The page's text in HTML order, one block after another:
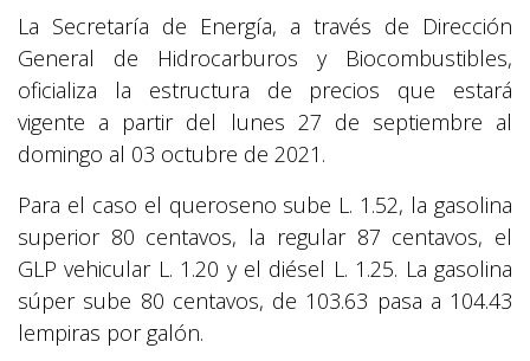
La Secretaría de Energía, a través de Dirección
General de Hidrocarburos y Biocombustibles,
oficializa la estructura de precios que estará
vigente a partir del lunes 27 de septiembre al
domingo al 03 octubre de 2021.
Para el caso el queroseno sube L. 1.52, la gasolina
superior 80 centavos, la regular 87 centavos, el
GLP vehicular L. 1.20 y el diésel L. 1.25. La gasolina
súper sube 80 centavos, de 103.63 pasa a 104.43
lempiras por galón.